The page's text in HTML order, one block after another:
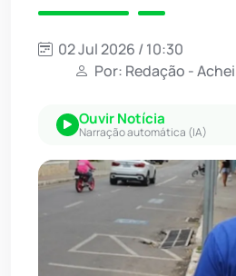
02 Jul 2026 / 10:30
Por: Redação -
Ouvir Notícia
Narração automática (IA)